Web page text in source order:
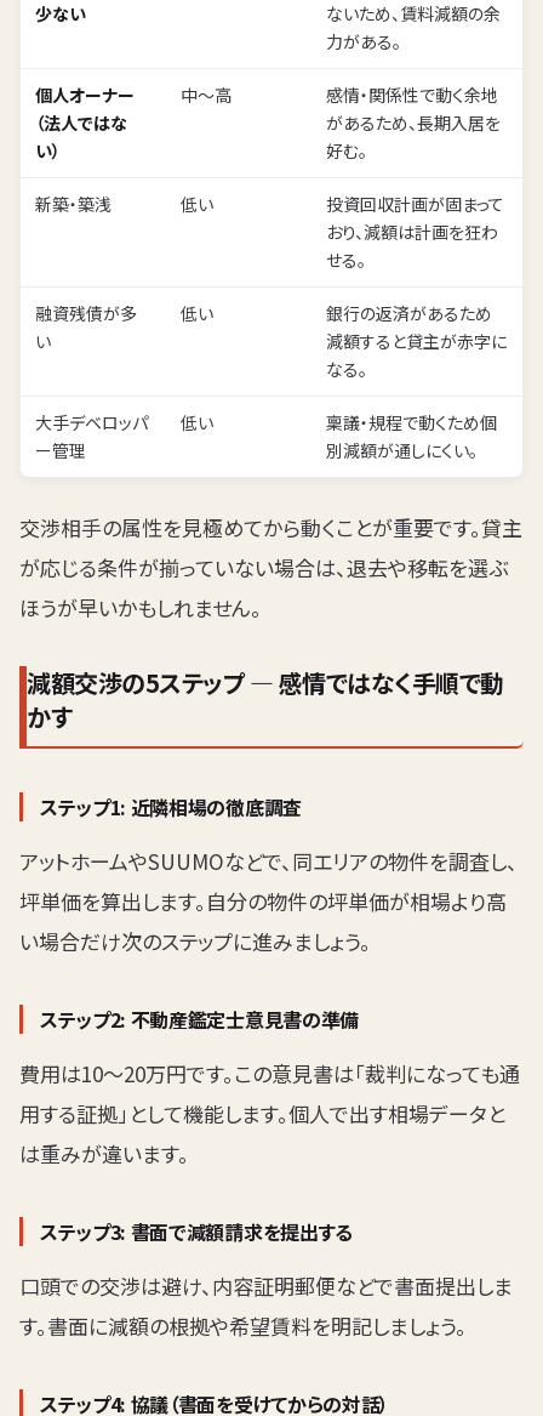
少ない
ないため、賃料減額の余
力がある。
個人オーナー
（法人ではな
い）
中〜高
感情・関係性で動く余地
があるため、長期入居を
好む。
新築・築浅 低い
投資回収計画が固まって
おり、減額は計画を狂わ
せる。
融資残債が多
い
低い
銀行の返済があるため
減額すると貸主が赤字に
なる。
大手デベロッパ
ー管理
低い
稟議・規程で動くため個
別減額が通しにくい。
交渉相手の属性を見極めてから動くことが重要です。貸主
が応じる条件が揃っていない場合は、退去や移転を選ぶ
ほうが早いかもしれません。
減額交渉の5ステップ — 感情ではなく手順で動
かす
ステップ1: 近隣相場の徹底調査
アットホームやSUUMOなどで、同エリアの物件を調査し、
坪単価を算出します。自分の物件の坪単価が相場より高
い場合だけ次のステップに進みましょう。
ステップ2: 不動産鑑定士意見書の準備
費用は10〜20万円です。この意見書は「裁判になっても通
用する証拠」として機能します。個人で出す相場データと
は重みが違います。
ステップ3: 書面で減額請求を提出する
口頭での交渉は避け、内容証明郵便などで書面提出しま
す。書面に減額の根拠や希望賃料を明記しましょう。
ステップ4: 協議（書面を受けてからの対話）